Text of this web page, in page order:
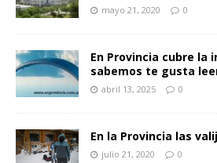
mayo 21, 2020 0
En Provincia cubre la
sabemos te gusta
abril 13, 2025 0
En la Provincia las
julio 21, 2020 0